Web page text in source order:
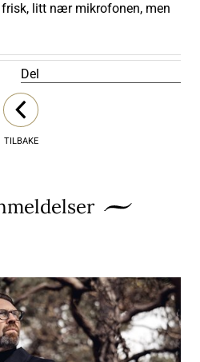
litt nær mikrofonen, men
TILBAKE
Del